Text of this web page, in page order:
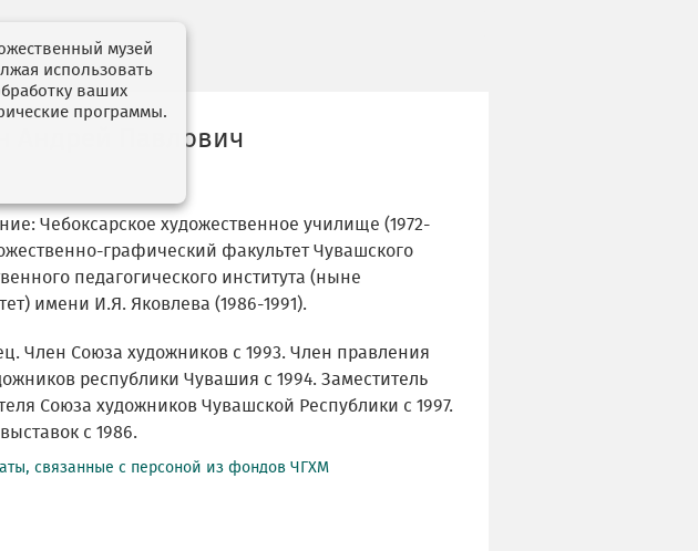
Андрей Павлович
Чебоксарское художественное училище (1972-
графический факультет Чувашского
педагогического института (ныне
имени И.Я. Яковлева (1986-1991).
Член Союза художников с 1993. Член правления
республики Чувашия с 1994. Заместитель
Союза художников Чувашской Республики с 1997.
с 1986.
связанные с персоной из фондов ЧГХМ
музей
использовать
ваших
программы.